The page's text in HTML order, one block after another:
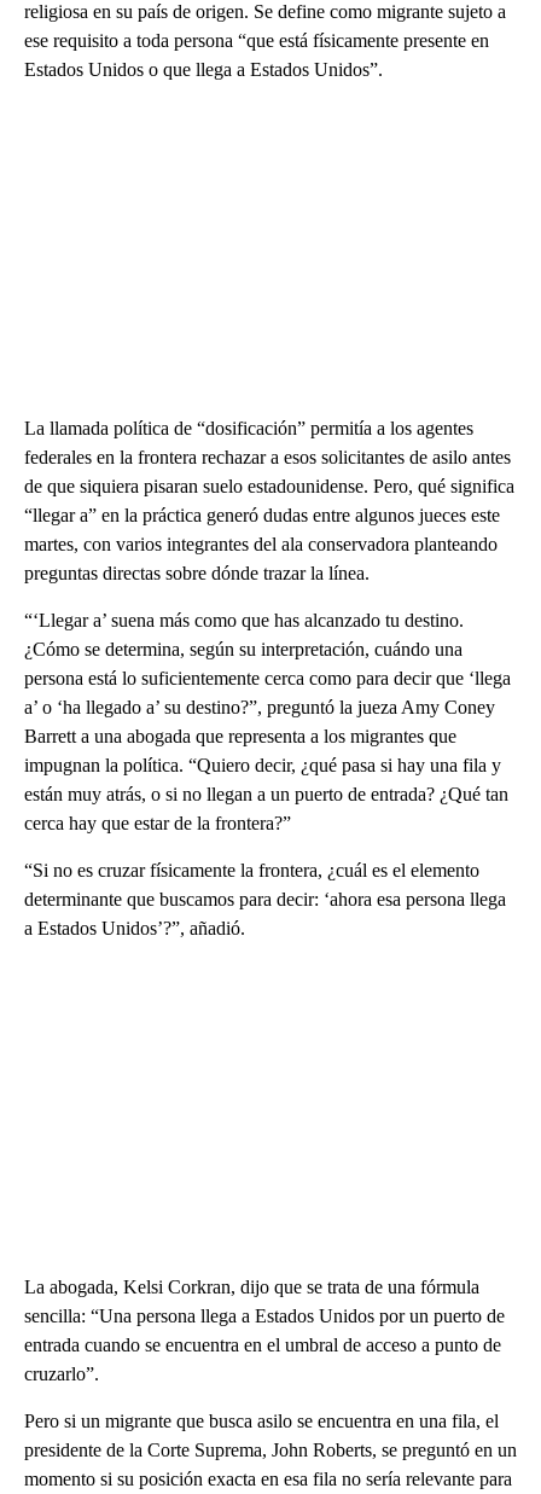
religiosa en su país de origen. Se define como migrante sujeto a
ese requisito a toda persona “que está físicamente presente en
Estados Unidos o que llega a Estados Unidos”.
La llamada política de “dosificación” permitía a los agentes
federales en la frontera rechazar a esos solicitantes de asilo antes
de que siquiera pisaran suelo estadounidense. Pero, qué significa
“llegar a” en la práctica generó dudas entre algunos jueces este
martes, con varios integrantes del ala conservadora planteando
preguntas directas sobre dónde trazar la línea.
“‘Llegar a’ suena más como que has alcanzado tu destino.
¿Cómo se determina, según su interpretación, cuándo una
persona está lo suficientemente cerca como para decir que ‘llega
a’ o ‘ha llegado a’ su destino?”, preguntó la jueza Amy Coney
Barrett a una abogada que representa a los migrantes que
impugnan la política. “Quiero decir, ¿qué pasa si hay una fila y
están muy atrás, o si no llegan a un puerto de entrada? ¿Qué tan
cerca hay que estar de la frontera?”
“Si no es cruzar físicamente la frontera, ¿cuál es el elemento
determinante que buscamos para decir: ‘ahora esa persona llega
a Estados Unidos’?”, añadió.
La abogada, Kelsi Corkran, dijo que se trata de una fórmula
sencilla: “Una persona llega a Estados Unidos por un puerto de
entrada cuando se encuentra en el umbral de acceso a punto de
cruzarlo”.
Pero si un migrante que busca asilo se encuentra en una fila, el
presidente de la Corte Suprema, John Roberts, se preguntó en un
momento si su posición exacta en esa fila no sería relevante para